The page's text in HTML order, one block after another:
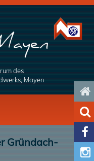




des
Mayen
Gründach-